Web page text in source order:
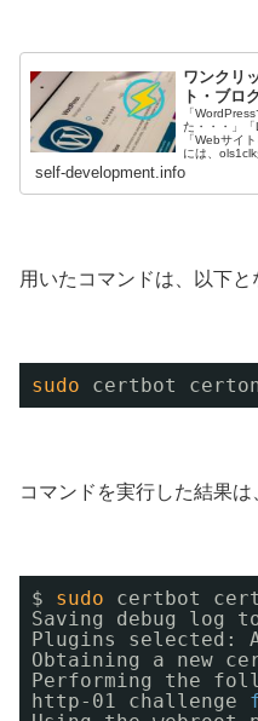
ワンクリ
ト・ブロ
「
た・・・」
「Webサイ
には、ols1clk
self-development.info
用いたコマンドは、以下と
sudo certbot
コマンドを実行した結果は
$ sudo
certbot
Saving debug log
Plugins selected:
Obtaining a new
Performing the
http-01 challenge